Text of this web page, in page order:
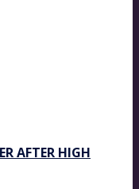
AFTER HIGH